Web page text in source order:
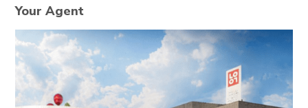
Your Agent